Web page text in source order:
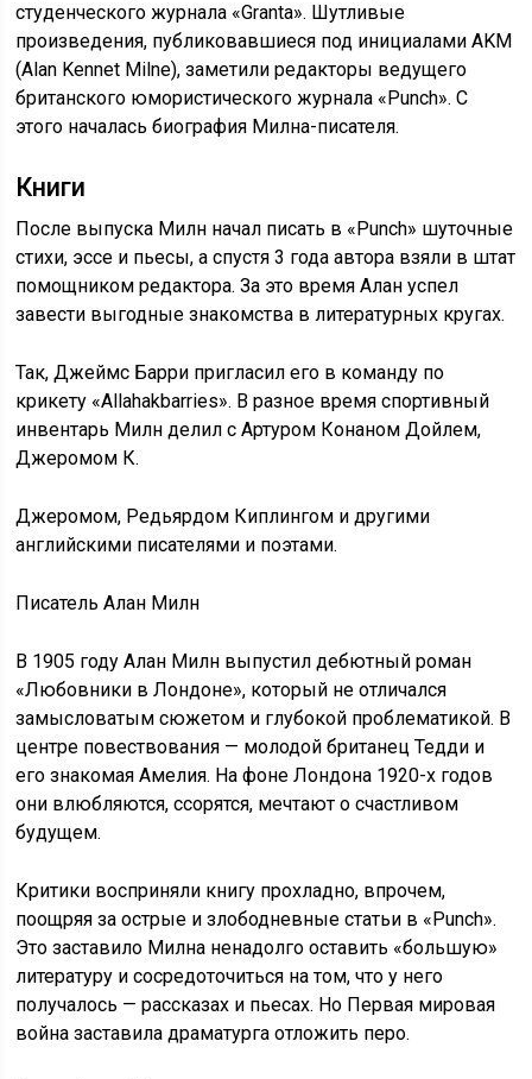
студенческого журнала «Granta». Шутливые
произведения, публиковавшиеся под инициалами AKM
(Alan Kennet Milne), заметили редакторы ведущего
британского юмористического журнала «Punch». С
этого началась биография Милна-писателя.
Книги
После выпуска Милн начал писать в «Punch» шуточные
стихи, эссе и пьесы, а спустя 3 года автора взяли в штат
помощником редактора. За это время Алан успел
завести выгодные знакомства в литературных кругах.
Так, Джеймс Барри пригласил его в команду по
крикету «Allahakbarries». В разное время спортивный
инвентарь Милн делил с Артуром Конаном Дойлем,
Джеромом К.
Джеромом, Редьярдом Киплингом и другими
английскими писателями и поэтами.
Писатель Алан Милн
В 1905 году Алан Милн выпустил дебютный роман
«Любовники в Лондоне», который не отличался
замысловатым сюжетом и глубокой проблематикой. В
центре повествования — молодой британец Тедди и
его знакомая Амелия. На фоне Лондона 1920-х годов
они влюбляются, ссорятся, мечтают о счастливом
будущем.
Критики восприняли книгу прохладно, впрочем,
поощряя за острые и злободневные статьи в «Punch».
Это заставило Милна ненадолго оставить «большую»
литературу и сосредоточиться на том, что у него
получалось — рассказах и пьесах. Но Первая мировая
война заставила драматурга отложить перо.